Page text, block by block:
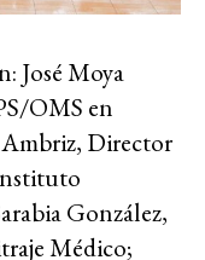
José Moya
OMS en
Director
González,
Médico;